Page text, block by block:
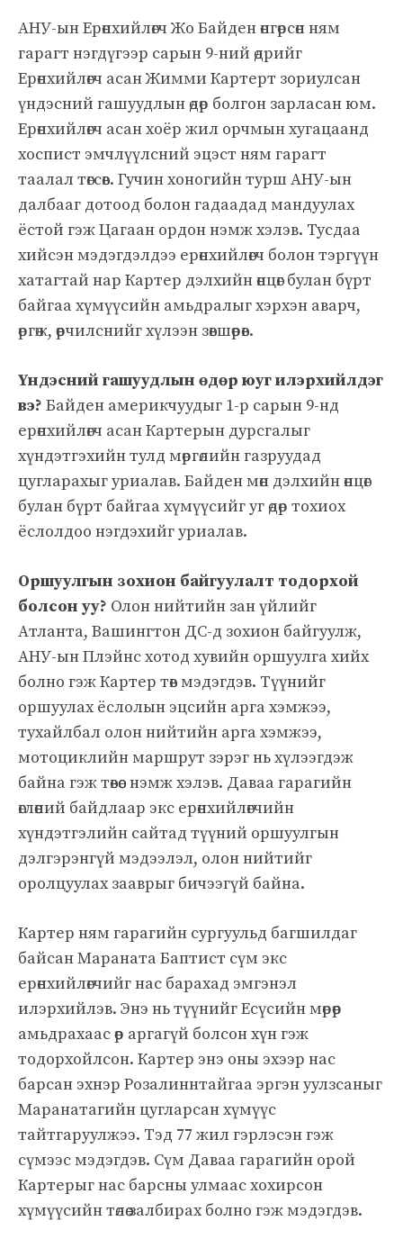
АНУ-ын Ерөнхийлөгч Жо Байден өнгөрсөн ням
гарагт нэгдүгээр сарын 9-ний өдрийг
Ерөнхийлөгч асан Жимми Картерт зориулсан
үндэсний гашуудлын өдөр болгон зарласан юм.
Ерөнхийлөгч асан хоёр жил орчмын хугацаанд
хоспист эмчлүүлсний эцэст ням гарагт
таалал төгсөв. Гучин хоногийн турш АНУ-ын
далбааг дотоод болон гадаадад мандуулах
ёстой гэж Цагаан ордон нэмж хэлэв. Тусдаа
хийсэн мэдэгдэлдээ ерөнхийлөгч болон тэргүүн
хатагтай нар Картер дэлхийн өнцөг булан бүрт
байгаа хүмүүсийн амьдралыг хэрхэн аварч,
өргөж, өөрчилснийг хүлээн зөвшөөрөв.
Үндэсний гашуудлын өдөр юуг илэрхийлдэг
вэ? Байден америкчуудыг 1-р сарын 9-нд
ерөнхийлөгч асан Картерын дурсгалыг
хүндэтгэхийн тулд мөргөлийн газруудад
цугларахыг уриалав. Байден мөн дэлхийн өнцөг
булан бүрт байгаа хүмүүсийг уг өдөр тохиох
ёслолдоо нэгдэхийг уриалав.
Оршуулгын зохион байгуулалт тодорхой
болсон уу? Олон нийтийн зан үйлийг
Атланта, Вашингтон ДС-д зохион байгуулж,
АНУ-ын Плэйнс хотод хувийн оршуулга хийх
болно гэж Картер төв мэдэгдэв. Түүнийг
оршуулах ёслолын эцсийн арга хэмжээ,
тухайлбал олон нийтийн арга хэмжээ,
мотоциклийн маршрут зэрэг нь хүлээгдэж
байна гэж төвөөс нэмж хэлэв. Даваа гарагийн
өглөөний байдлаар экс ерөнхийлөгчийн
хүндэтгэлийн сайтад түүний оршуулгын
дэлгэрэнгүй мэдээлэл, олон нийтийг
оролцуулах зааврыг бичээгүй байна.
Картер ням гарагийн сургуульд багшилдаг
байсан Мараната Баптист сүм экс
ерөнхийлөгчийг нас барахад эмгэнэл
илэрхийлэв. Энэ нь түүнийг Есүсийн мөрөөр
амьдрахаас өөр аргагүй болсон хүн гэж
тодорхойлсон. Картер энэ оны эхээр нас
барсан эхнэр Розалиннтайгаа эргэн уулзсаныг
Маранатагийн цугларсан хүмүүс
тайтгаруулжээ. Тэд 77 жил гэрлэсэн гэж
сүмээс мэдэгдэв. Сүм Даваа гарагийн орой
Картерыг нас барсны улмаас хохирсон
хүмүүсийн төлөө залбирах болно гэж мэдэгдэв.